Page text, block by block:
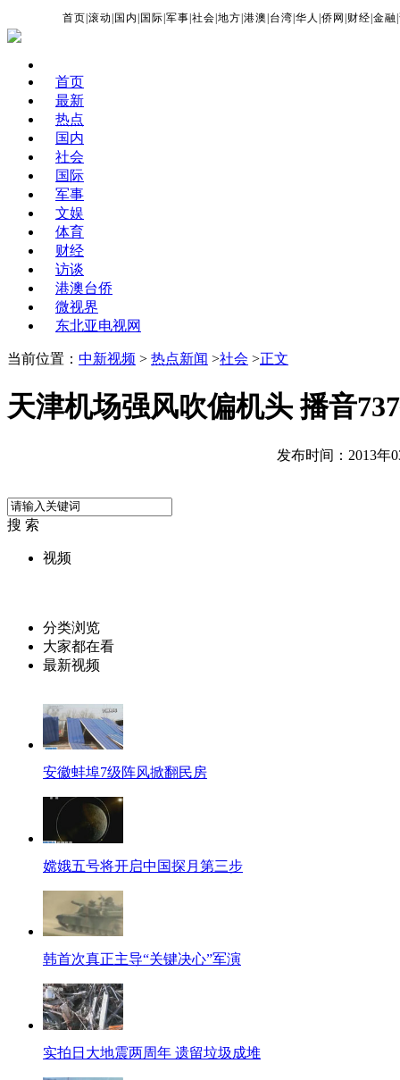
首页 |滚动 国内 国际 |军事 |社会 |地方 |港澳 台湾 |华人 |侨网 财经 |金融 |
首页
最新
热点
国内
社会
国际
军事
文娱
体育
财经
访谈
港澳台侨
微视界
东北亚电视网
当前位置： 中新视频 > 热点新闻 >社会 >正文
天津机场强风吹偏机头 播音
发布时间：2013年
搜 索
视频
分类浏览
大家都在看
最新视频
安徽蚌埠7级阵风掀翻民房
嫦娥五号将开启中国探月第三步
韩首次真正主导“关键决心”军演
实拍日大地震两周年 遗留垃圾成堆